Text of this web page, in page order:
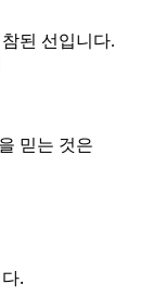
된 선입니다.
믿는 것은
.